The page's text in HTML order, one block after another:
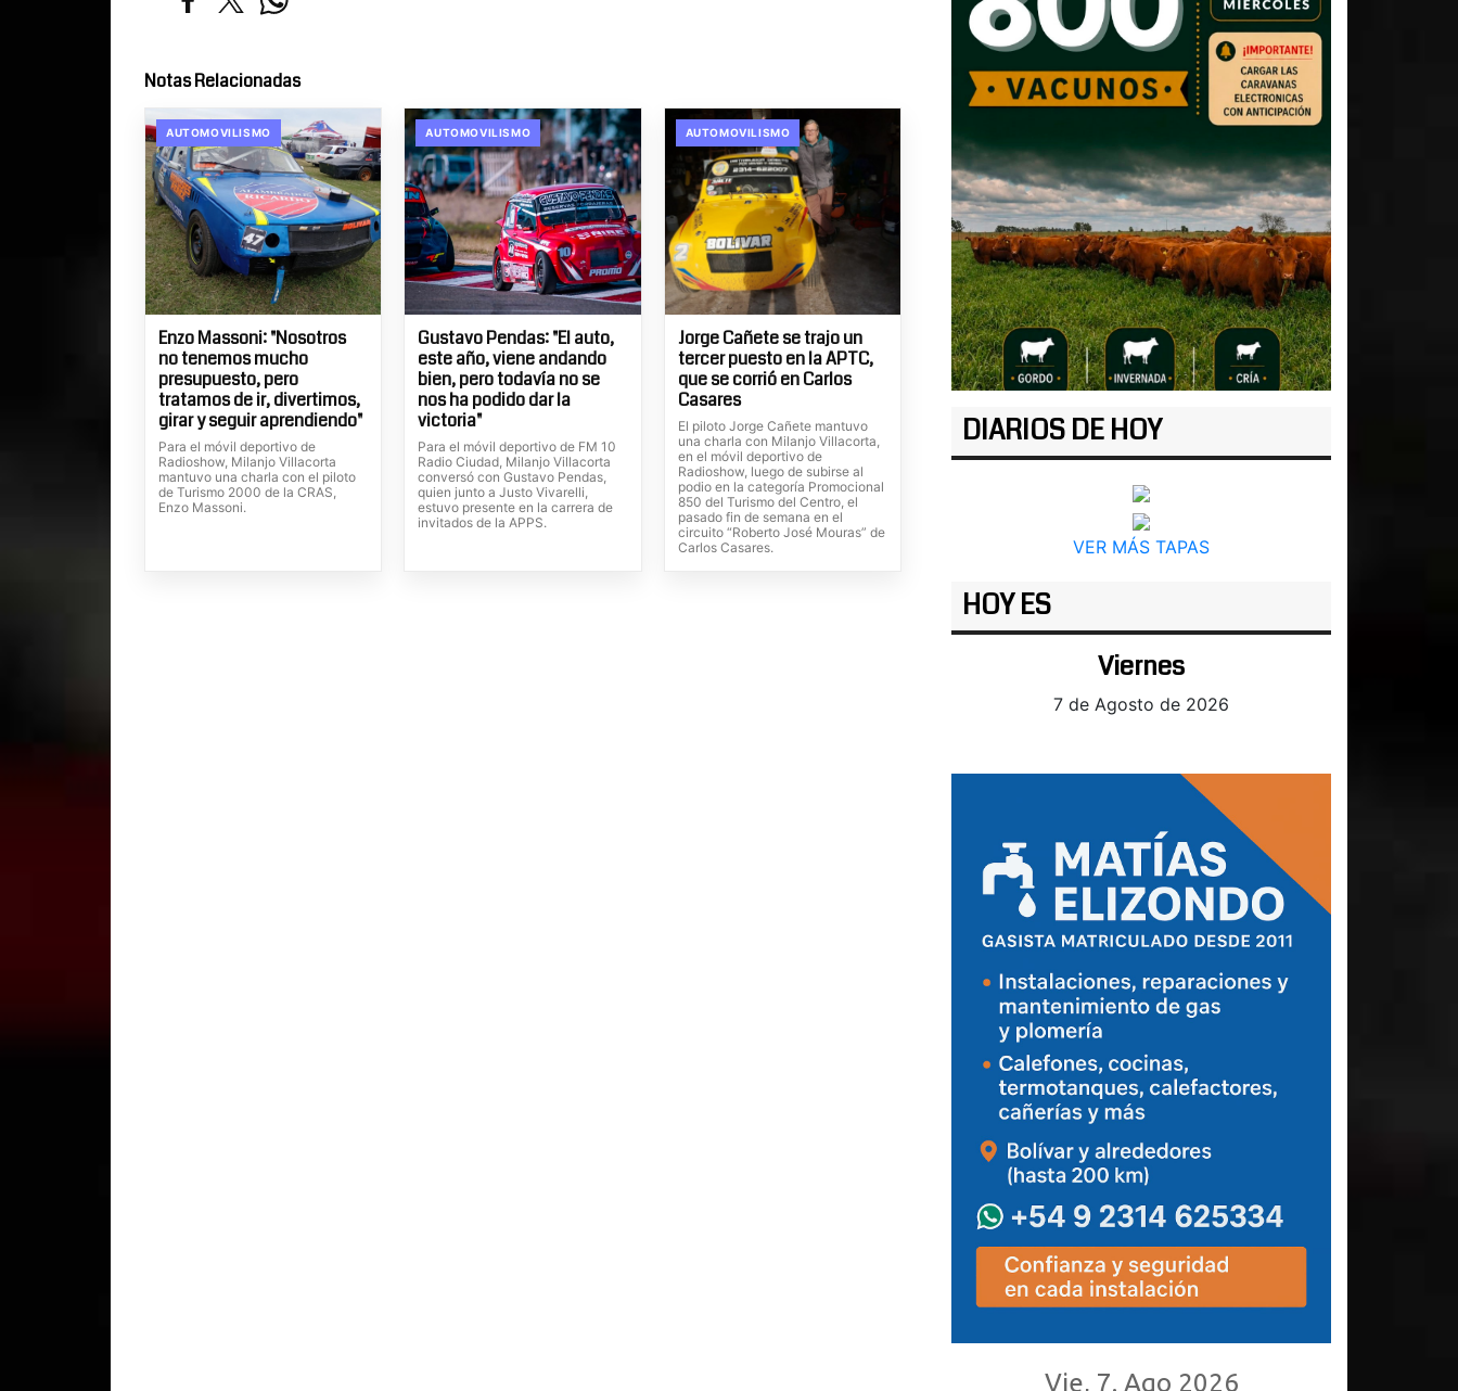
Notas Relacionadas
AUTOMOVILISMO
Enzo Massoni: "Nosotros
no tenemos mucho
presupuesto, pero
tratamos de ir, divertimos,
girar y seguir aprendiendo"
Para el móvil deportivo de
Radioshow, Milanjo Villacorta
mantuvo una charla con el piloto
de Turismo 2000 de la CRAS,
Enzo Massoni.
AUTOMOVILISMO
Gustavo Pendas: "El auto,
este año, viene andando
bien, pero todavía no se
nos ha podido dar la
victoria"
Para el móvil deportivo de FM 10
Radio Ciudad, Milanjo Villacorta
conversó con Gustavo Pendas,
quien junto a Justo Vivarelli,
estuvo presente en la carrera de
invitados de la APPS.
AUTOMOVILISMO
Jorge Cañete se trajo un
tercer puesto en la APTC,
que se corrió en Carlos
Casares
El piloto Jorge Cañete mantuvo
una charla con Milanjo Villacorta,
en el móvil deportivo de
Radioshow, luego de subirse al
podio en la categoría Promocional
850 del Turismo del Centro, el
pasado fin de semana en el
circuito “Roberto José Mouras” de
Carlos Casares.
DIARIOS DE HOY
VER MÁS TAPAS
HOY ES
Viernes
7 de Agosto de 2026